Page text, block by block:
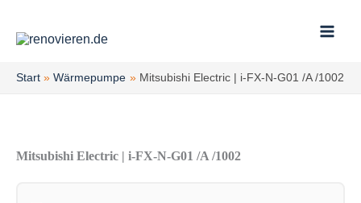
springen
Start Wärmepumpe Mitsubishi Electric | i-FX-N-G01 /A /1002
Mitsubishi Electric | i-FX-N-G01 /A /1002